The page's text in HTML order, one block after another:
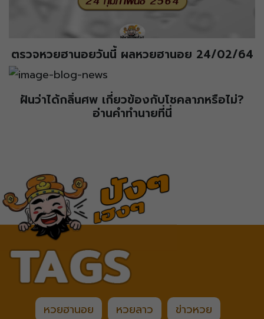
ตรวจหวยฮานอยวันนี้ ผลหวยฮานอย 24/02/64
ฝันว่าได้กลิ่นศพ เกี่ยวข้องกับโชคลาภหรือไม่?
อ่านคำทำนายที่นี่
หวยฮานอย หวยลาว
ข่าวหวย